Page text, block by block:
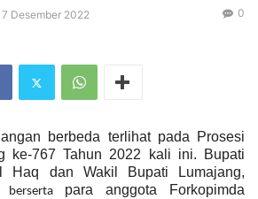
Desember 2022 0
berbeda terlihat pada Prosesi
ke-767 Tahun 2022 kali ini. Bupati
Haq dan Wakil Bupati Lumajang,
bersertapara anggota Forkopimda